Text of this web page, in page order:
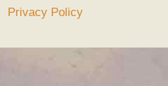
Privacy Policy